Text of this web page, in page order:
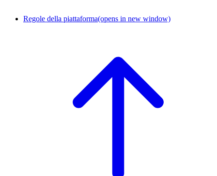
Regole della piattaforma(opens in new window)